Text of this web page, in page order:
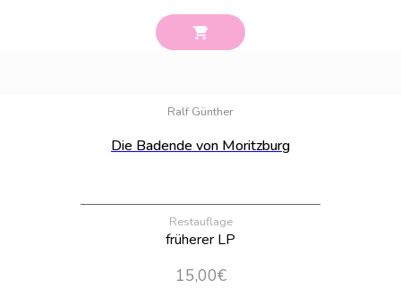
Ralf Günther
Die Badende von Moritzburg
Restauflage
früherer LP
15,00€